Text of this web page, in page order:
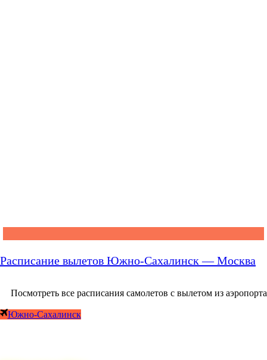
Расписание вылетов Южно-Сахалинск — Москва
Посмотреть все расписания самолетов с вылетом из аэропорта
Южно-Сахалинск